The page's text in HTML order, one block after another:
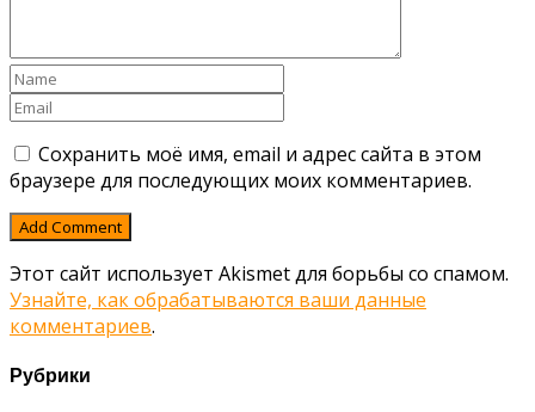
Сохранить моё имя, email и адрес сайта в этом
браузере для последующих моих комментариев.
Этот сайт использует Akismet для борьбы со спамом.
Узнайте, как обрабатываются ваши данные
комментариев.
Рубрики